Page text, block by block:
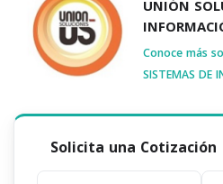
UNIÓN
Conoce más
SISTEMAS DE
Solicita una Cotización